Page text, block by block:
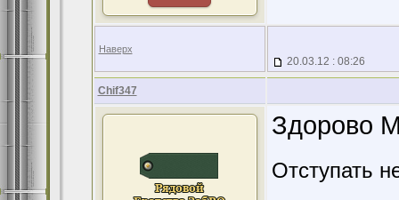
Наверх
20.03.12 : 08:26
Chif347
Здорово
Отступать